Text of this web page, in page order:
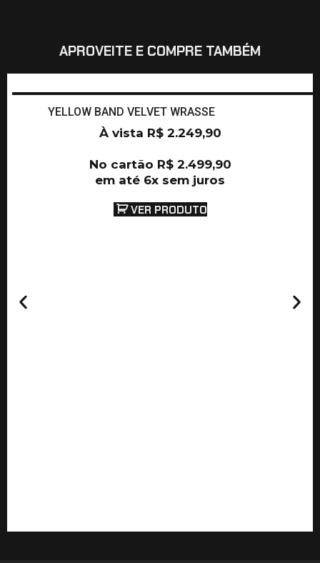
APROVEITE E COMPRE TAMBÉM
YELLOW BAND VELVET WRASSE
À vista R$2.249,90
No cartão R$2.499,90
em até 6x sem juros
VER PRODUTO